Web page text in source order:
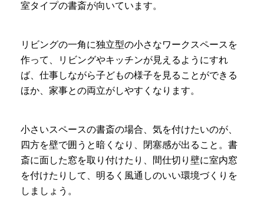
室タイプの書斎が向いています。
リビングの一角に独立型の小さなワークスペースを
作って、リビングやキッチンが見えるようにすれ
ば、仕事しながら子どもの様子を見ることができる
ほか、家事との両立がしやすくなります。
小さいスペースの書斎の場合、気を付けたいのが、
四方を壁で囲うと暗くなり、閉塞感が出ること。書
斎に面した窓を取り付けたり、間仕切り壁に室内窓
を付けたりして、明るく風通しのいい環境づくりを
しましょう。